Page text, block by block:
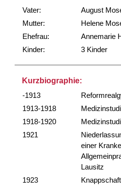
Vater:
August
Mutter:
Helene
Ehefrau:
Annemarie
Kinder:
3 Kinder
Kurzbiographie:
-1913
1913-1918
1918-1920
1921
einer
Lausitz
1923